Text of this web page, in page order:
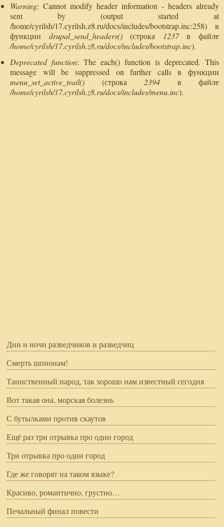
Warning: Cannot modify header information - headers already
sent by (output started at
/home/cyrilsh/17.cyrilsh.z8.ru/docs/includes/bootstrap.inc:258) в
функции drupal_send_headers()(строка 1237в файле
/home/cyrilsh/17.cyrilsh.z8.ru/docs/includes/bootstrap.inc).
Deprecated function: The each() function is deprecated. This
message will be suppressed on further calls в функции
menu_set_active_trail() (строка 2394 в файле
/home/cyrilsh/17.cyrilsh.z8.ru/docs/includes/menu.inc).
Дни и ночи разведчиков и разведчиц
Смерть шпионам!
Таинственный народ, так хорошо нам известный сегодня
Вот такая она, морская болезнь
С бутылками против скаутов
Ещё раз три отрывка про один город
Три отрывка про один город
Где же говорят на таком языке?
Красиво, романтично, грустно…
Печальный финал повести